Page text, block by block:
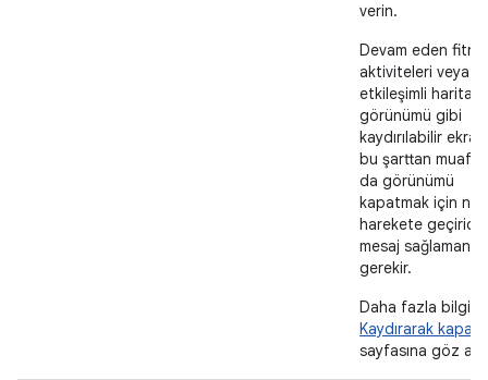
verin.
Devam eden
aktiviteleri veya
etkileşimli harita
görünümü gibi
kaydırılabilir
bu şarttan muaf
da görünümü
kapatmak için
harekete geçirici
mesaj sağlamanız
gerekir.
Daha fazla bilgi
Kaydırarak
sayfasına göz